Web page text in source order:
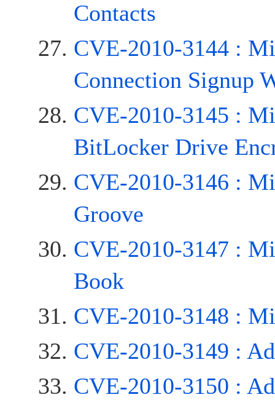
Contacts
CVE-2010-3144 :
Connection Signup
CVE-2010-3145 :
BitLocker Drive
CVE-2010-3146 :
Groove
CVE-2010-3147 :
Book
CVE-2010-3148 :
CVE-2010-3149 :
CVE-2010-3150 :